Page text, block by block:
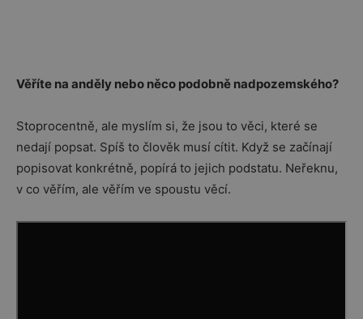
Věříte na anděly nebo něco podobně nadpozemského?
Stoprocentně, ale myslím si, že jsou to věci, které se
nedají popsat. Spíš to člověk musí cítit. Když se začínají
popisovat konkrétně, popírá to jejich podstatu. Neřeknu,
v co věřím, ale věřím ve spoustu věcí.